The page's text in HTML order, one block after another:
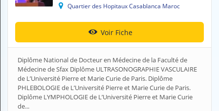
Professionnel de santé
Pharmacie
Quartier des Hopitaux Casablanca Maroc
Voir Fiche
Diplôme National de Docteur en Médecine de la Faculté de
Médecine de Sfax Diplôme ULTRASONOGRAPHIE VASCULAIRE
de L’Université Pierre et Marie Curie de Paris. Diplôme
PHLEBOLOGIE de L’Université Pierre et Marie Curie de Paris.
Diplôme LYMPHOLOGIE de L’Université Pierre et Marie Curie
de...